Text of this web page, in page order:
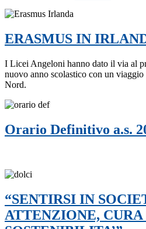
ERASMUS IN
I Licei Angeloni hanno dato il via al
nuovo anno scolastico con un
Nord.
Orario Definitivo a.s.
“SENTIRSI IN
ATTENZIONE, CURA